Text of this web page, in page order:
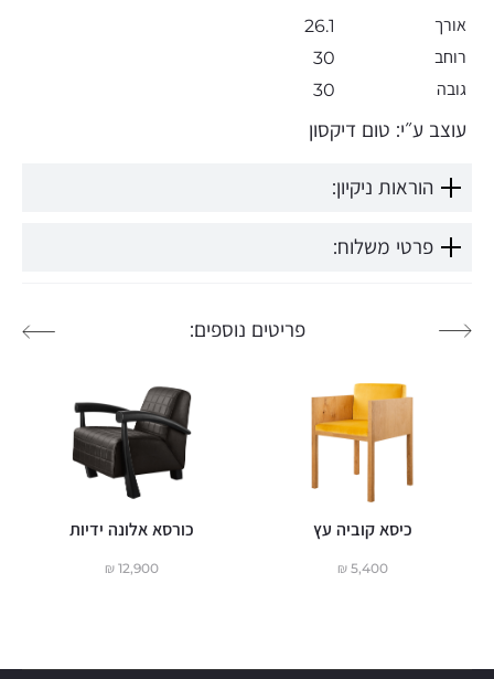
אורך
26.1
רוחב
30
גובה
30
עוצב ע״י: טום דיקסון
הוראות ניקיון:
פרטי משלוח:
פריטים נוספים:
כיסא קוביה עץ
5,400
₪
כורסא אלונה ידיות
12,900
₪